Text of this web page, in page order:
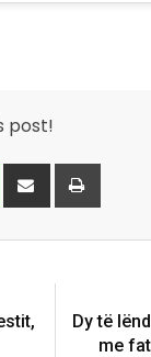
post!
Whatsapp
Share
Dy të
me